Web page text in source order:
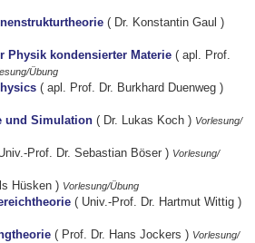
( Dr. Konstantin Gaul )
Physik kondensierter Materie( apl. Prof.
Übung
( apl. Prof. Dr. Burkhard Duenweg )
und Simulation( Dr. Lukas Koch ) Vorlesung/
Prof. Dr. Sebastian Böser ) Vorlesung/
Hüsken ) Vorlesung/Übung
( Univ.-Prof. Dr. Hartmut Wittig )
( Prof. Dr. Hans Jockers ) Vorlesung/